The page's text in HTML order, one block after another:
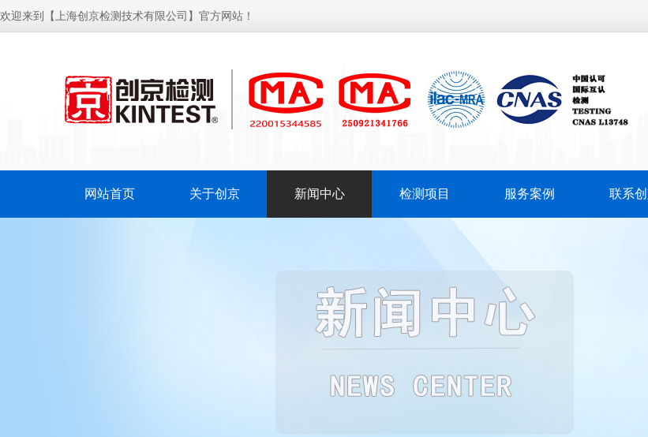
欢迎来到【上海创京检测技术有限公司】官方网站！
网站首页 关于创京 新闻中心 检测项目 服务案例 联系